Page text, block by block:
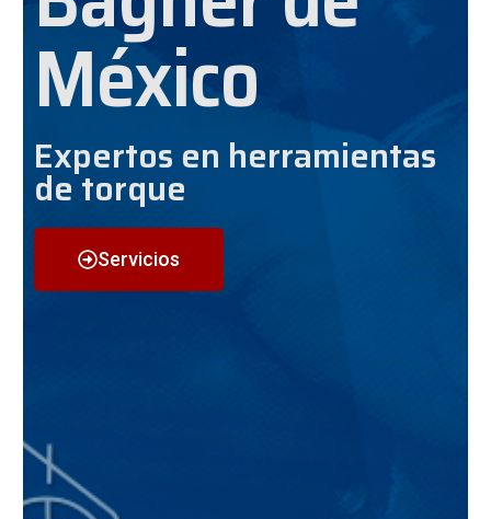
México
Expertos en herramientas
de torque
Servicios